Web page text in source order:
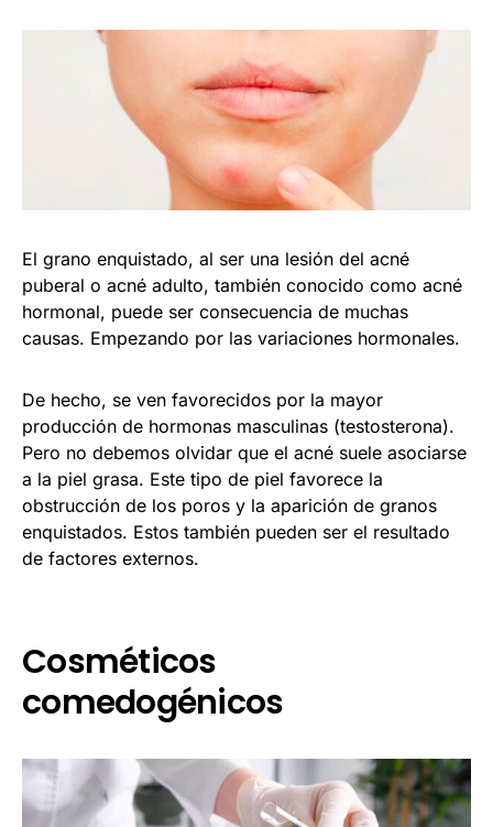
El grano enquistado, al ser una lesión del acné
puberal o acné adulto, también conocido como acné
hormonal, puede ser consecuencia de muchas
causas. Empezando por las variaciones hormonales.
De hecho, se ven favorecidos por la mayor
producción de hormonas masculinas (testosterona).
Pero no debemos olvidar que el acné suele asociarse
a la piel grasa. Este tipo de piel favorece la
obstrucción de los poros y la aparición de granos
enquistados. Estos también pueden ser el resultado
de factores externos.
Cosméticos
comedogénicos